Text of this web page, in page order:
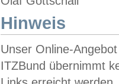
Hinweis
Unser Online-
ITZBund übernimmt